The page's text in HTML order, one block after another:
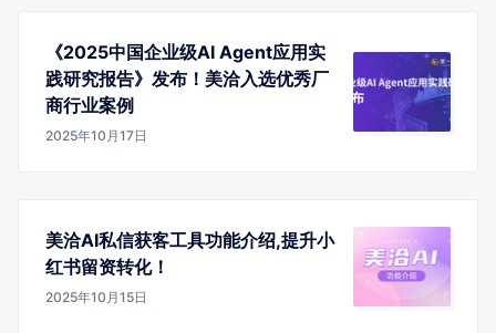
《2025中国企业级AI Agent应用实
践研究报告》发布！美洽入选优秀厂
商行业案例
2025年10月17日
美洽AI私信获客工具功能介绍,提升小
红书留资转化！
2025年10月15日